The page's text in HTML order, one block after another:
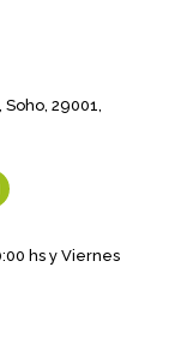
29001,
hs y Viernes